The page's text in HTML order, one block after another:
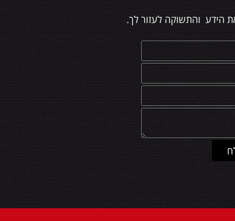
הידע והתשוקה לעזור לך.